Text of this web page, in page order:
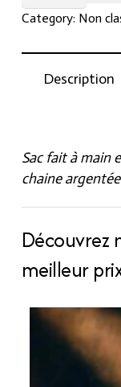
crochet
satiné
taille
moyenne
Category: Non
Description
Sac fait à main
chaine
Découvrez
meilleur